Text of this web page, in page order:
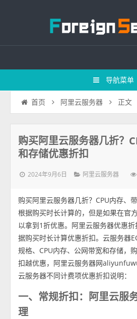
导航菜单
首页 阿里云服务器 正文
购买阿里云服务器几折？
和存储优惠折扣
2024年9月6日 阿里云服务器
购买阿里云服务器几折？CPU内存、
根据购买时长计算的，但是如果在官
以拿到1折优惠。阿里云服务器优惠
据购买时长计算优惠折扣。云服务器
规格、CPU内存、公网带宽和存储，
扣越优惠，阿里云服务器网
云服务器不同计费项优惠折扣说明：
一、常规折扣：阿里云服
理